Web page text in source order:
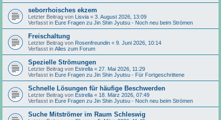
seborrhoisches ekzem
Letzter Beitrag von Lisvia « 3. August 2026, 13:09
Verfasst in Eure Fragen zu Jin Shin Jyutsu - Noch neu beim Strömen
Freischaltung
Letzter Beitrag von Rosenfreundin « 9. Juni 2026, 10:14
Verfasst in Alles zum Forum
Spezielle Strömungen
Letzter Beitrag von Estrella « 27. Mai 2026, 11:29
Verfasst in Eure Fragen zu Jin Shin Jyutsu - Für Fortgeschrittene
Schnelle Lösungen für häufige Beschwerden
Letzter Beitrag von Estrella « 18. März 2026, 07:49
Verfasst in Eure Fragen zu Jin Shin Jyutsu - Noch neu beim Strömen
Suche Mitströmer im Raum Schleswig